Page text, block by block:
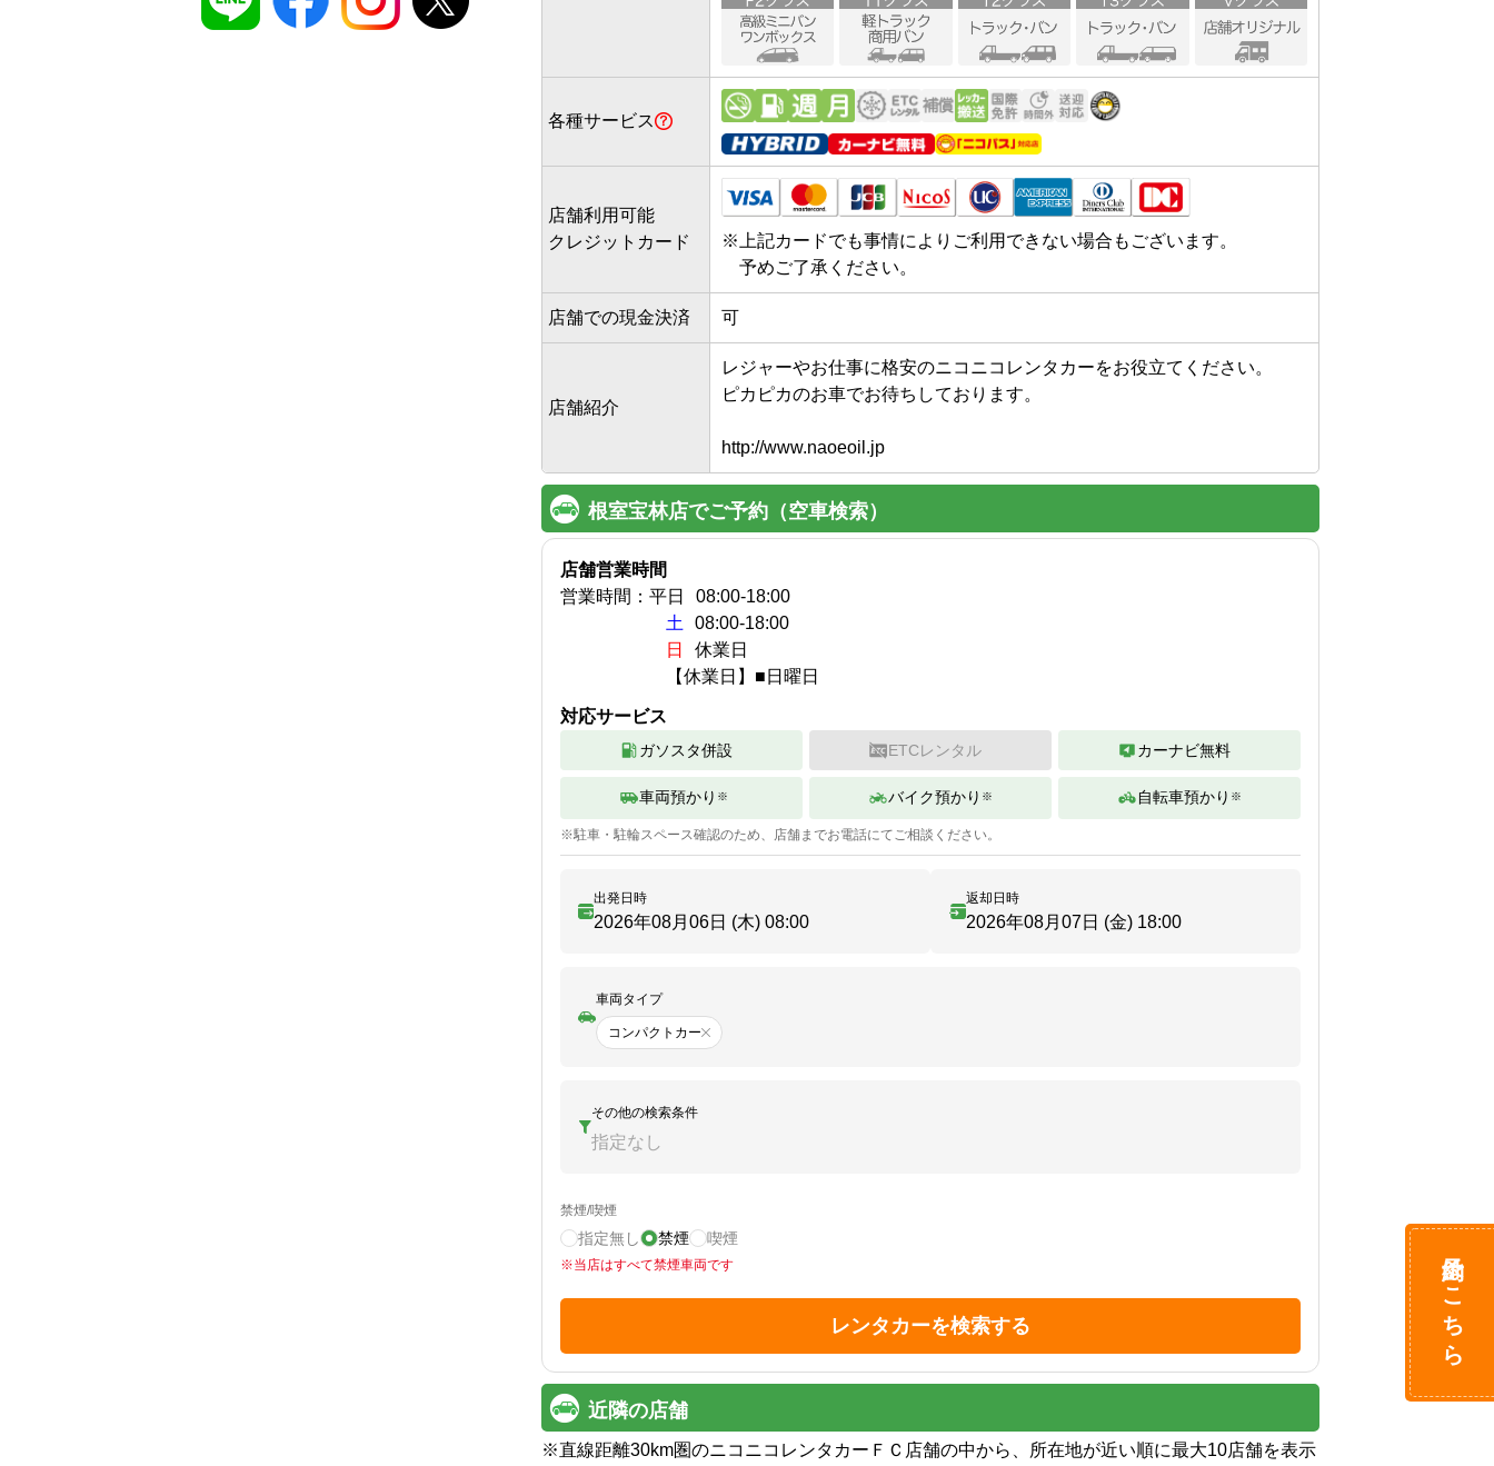
各種サービス
店舗利用可能
クレジットカード
※ 上記カードでも事情によりご利用できない場合もございます。
予めご了承ください。
店舗での現金決済 可
店舗紹介
レジャーやお仕事に格安のニコニコレンタカーをお役立てください。
ピカピカのお車でお待ちしております。
http://www.naoeoil.jp
根室宝林店でご予約（空車検索）
店舗営業時間
営業時間： 平日 08:00-18:00
土
08:00-18:00
日
休業日
【休業日】■日曜日
対応サービス
ガソスタ併設 ETCレンタル カーナビ無料
車両預かり ※ バイク預かり ※ 自転車預かり ※
※駐車・駐輪スペース確認のため、店舗までお電話にてご相談ください。
出発日時
2026年08月06日 (木) 08:00
返却日時
2026年08月07日 (金) 18:00
車両タイプ
コンパクトカー
その他の検索条件
指定なし
禁煙/喫煙
指定無し 禁煙 喫煙
※当店はすべて禁煙車両です
レンタカーを検索する
近隣の店舗
※直線距離30km圏のニコニコレンタカーＦＣ店舗の中から、所在地が近い順に最大10店舗を表示
予約はこちら